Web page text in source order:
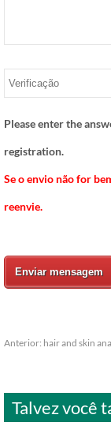
Please enter the
registration.
Se o envio não for
reenvie.
Enviar mensagem
Anterior: hair and skin
Talvez você